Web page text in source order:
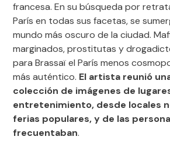
francesa. En su búsqueda por
París en todas sus facetas, se
mundo más oscuro de la ciudad.
marginados, prostitutas y
para Brassaï el París menos
más auténtico. El artista reunió
colección de imágenes de
entretenimiento, desde locales
ferias populares, y de las
frecuentaban.